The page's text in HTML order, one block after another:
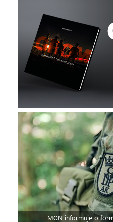
MON informuje o